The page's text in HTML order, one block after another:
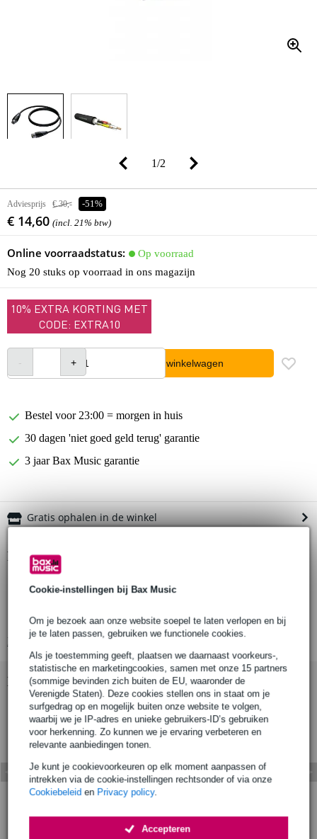
Cookie-instellingen bij Bax Music
Om je bezoek aan onze website soepel te laten verlopen en bij
je te laten passen, gebruiken we functionele cookies.
Als je toestemming geeft, plaatsen we daarnaast voorkeurs-,
statistische en marketingcookies, samen met onze 15 partners
(sommige bevinden zich buiten de EU, waaronder de
Verenigde Staten). Deze cookies stellen ons in staat om je
surfgedrag op en mogelijk buiten onze website te volgen,
waarbij we je IP-adres en unieke gebruikers-ID’s gebruiken
voor herkenning. Zo kunnen we je ervaring verbeteren en
relevante aanbiedingen tonen.
Je kunt je cookievoorkeuren op elk moment aanpassen of
intrekken via de cookie-instellingen rechtsonder of via onze
Cookiebeleid en Privacy policy.
Accepteren
1/2
Adviesprijs € 30,- -51%
€ 14,60 (incl. 21% btw)
Online voorraadstatus:
Op voorraad
Nog 20 stuks op voorraad in ons magazijn
10% EXTRA KORTING MET
CODE: EXTRA10
In winkelwagen
Bestel voor 23:00 = morgen in huis
30 dagen 'niet goed geld terug' garantie
3 jaar Bax Music garantie
Gratis ophalen in de winkel
Productinformatie
impedantie: AES 110 Ohm
Bekijk alle productspecificaties
Bekijk ook eens (3)